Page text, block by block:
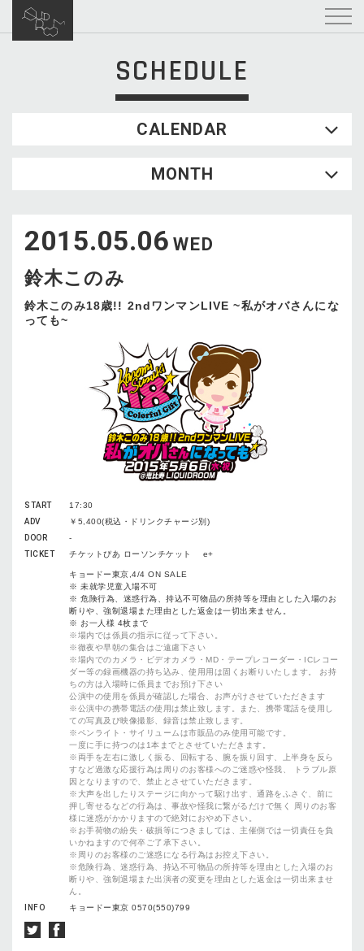
SCHEDULE
CALENDAR
WED
2
3 4 5
16
17
23
24 25 26 27 28
29
30
MONTH
2015.05.06 WED
鈴木このみ
鈴木このみ18歳!! 2ndワンマンLIVE ~私がオバさんにな
っても~
START
17:30
ADV
￥5,400(税込・ドリンクチャージ別)
DOOR
-
TICKET
チケットぴあ ローソンチケット e+
キョードー東京,4/4 ON SALE
※ 未就学児童入場不可
※ 危険行為、迷惑行為、持込不可物品の所持等を理由とした入場のお
断りや、強制退場また理由とした返金は一切出来ません。
※ お一人様 4枚まで
※場内では係員の指示に従って下さい。
※徹夜や早朝の集合はご遠慮下さい
※場内でのカメラ・ビデオカメラ・MD・テープレコーダー・ICレコー
ダー等の録画機器の持ち込み、使⽤用は固くお断りいたします。 お持
ちの方は入場時に係員までお預け下さい
公演中の使用を係員が確認した場合、お声がけさせていただきます
※公演中の携帯電話の使用は禁止致します。また、携帯電話を使用し
ての写真及び映像撮影、録音は禁止致します。
※ペンライト・サイリュームは市販品のみ使用可能です。
一度に手に持つのは1本までとさせていただきます。
※両手を左右に激しく振る、回転する、腕を振り回す、上半身を反ら
すなど過激な応援行為は周りのお客様へのご迷惑や怪我、 トラブル原
因となりますので、禁止とさせていただきます。
※大声を出したりステージに向かって駆け出す、通路をふさぐ、前に
押し寄せるなどの行為は、事故や怪我に繋がるだけで無く 周りのお客
様に迷惑がかかりますので絶対におやめ下さい。
※お手荷物の紛失・破損等につきましては、主催側では一切責任を負
いかねますので何卒ご了承下さい。
※周りのお客様のご迷惑になる行為はお控え下さい。
※危険行為、迷惑行為、持込不可物品の所持等を理由とした入場のお
断りや、強制退場また出演者の変更を理由とした返金は一切出来ませ
ん。
INFO
キョードー東京 0570(550)799